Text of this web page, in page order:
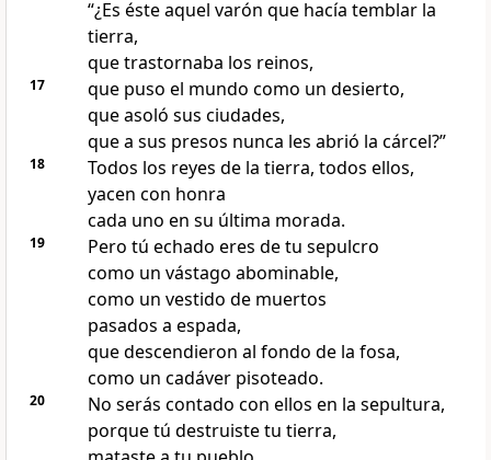
“¿Es éste aquel varón que hacía temblar la
tierra,
que trastornaba los reinos,
17
que puso el mundo como un desierto,
que asoló sus ciudades,
que a sus presos nunca les abrió la cárcel?”
18
Todos los reyes de la tierra, todos ellos,
yacen con honra
cada uno en su última morada.
19
Pero tú echado eres de tu sepulcro
como un vástago abominable,
como un vestido de muertos
pasados a espada,
que descendieron al fondo de la fosa,
como un cadáver pisoteado.
20
No serás contado con ellos en la sepultura,
porque tú destruiste tu tierra,